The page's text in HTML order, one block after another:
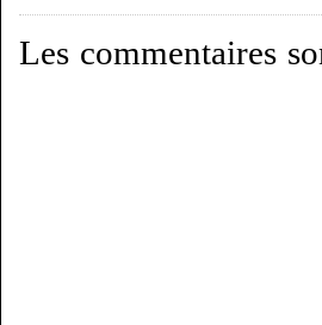
Les commentaires